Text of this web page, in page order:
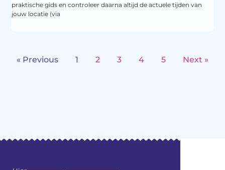
praktische gids en controleer daarna altijd de actuele tijden van
jouw locatie (via
« Previous 1 2 3 4 5 Next »